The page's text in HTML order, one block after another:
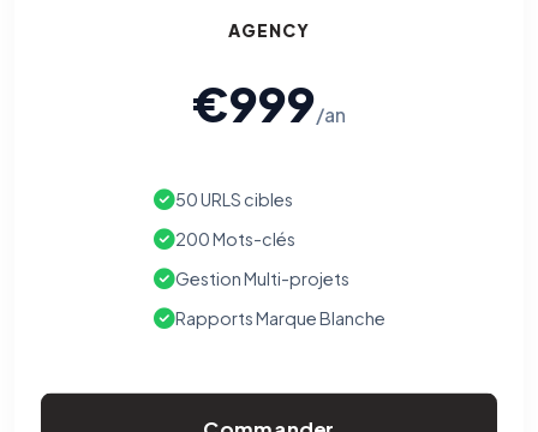
AGENCY
€999/an
50 URLS cibles
200 Mots-clés
Gestion Multi-projets
Rapports Marque Blanche